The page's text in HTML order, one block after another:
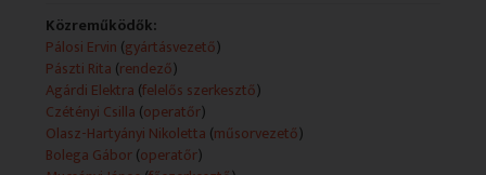
A műsor egyfajta fórumot jelent a kis közösségeknek,
bemutatja múltjukat, történelmüket, a jelen
hétköznapjait és ünnepeit. Fontos feladatot tölt be az
anyanyelvi kultúra ápolásában, hiszen a forgatott
anyagok többsége az adott kisebbség nyelvén készül
magyar feliratozással.
Közreműködők:
Pálosi Ervin (gyártásvezető)
Pászti Rita (rendező)
Agárdi Elektra (felelős szerkesztő)
Czétényi Csilla (operatőr)
Olasz-Hartyányi Nikoletta (műsorvezető)
Bolega Gábor(operatőr)